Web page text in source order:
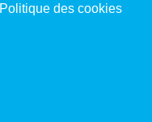
Politique des cookies